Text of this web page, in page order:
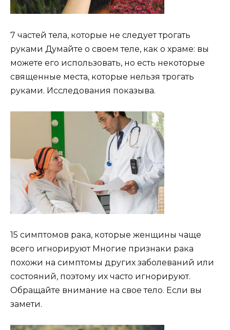
7 частей тела, которые не следует трогать
руками Думайте о своем теле, как о храме: вы
можете его использовать, но есть некоторые
священные места, которые нельзя трогать
руками. Исследования показыва.
15 симптомов рака, которые женщины чаще
всего игнорируют Многие признаки рака
похожи на симптомы других заболеваний или
состояний, поэтому их часто игнорируют.
Обращайте внимание на свое тело. Если вы
замети.